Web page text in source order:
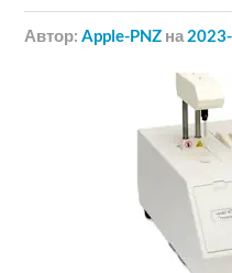
Автор:Apple-PNZ на